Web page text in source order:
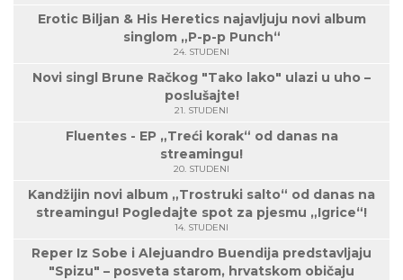
Erotic Biljan & His Heretics najavljuju novi album
singlom „P-p-p Punch“
24. STUDENI
Novi singl Brune Račkog "Tako lako" ulazi u uho –
poslušajte!
21. STUDENI
Fluentes - EP „Treći korak“ od danas na
streamingu!
20. STUDENI
Kandžijin novi album „Trostruki salto“ od danas na
streamingu! Pogledajte spot za pjesmu „Igrice“!
14. STUDENI
Reper Iz Sobe i Alejuandro Buendija predstavljaju
"Spizu" – posveta starom, hrvatskom običaju